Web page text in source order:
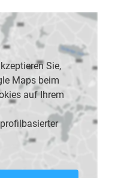
Sie,
Maps beim
auf Ihrem